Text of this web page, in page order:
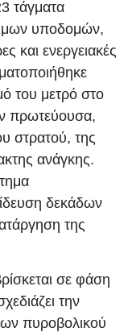
τάγματα
υποδομών,
και ενεργειακές
του μετρό στο
πρωτεύουσα,
στρατού, της
ανάγκης.
δεκάδων
της
σε φάση
την
πυροβολικού